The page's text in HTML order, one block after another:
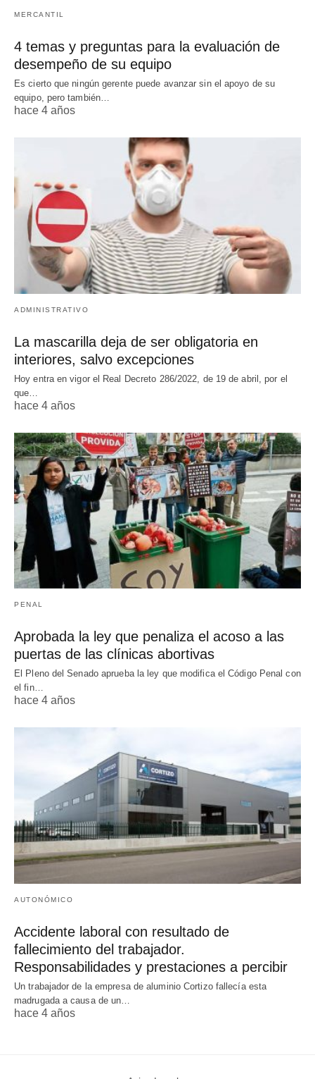
MERCANTIL
4 temas y preguntas para la evaluación de
desempeño de su equipo
Es cierto que ningún gerente puede avanzar sin el apoyo de su
equipo, pero también…
hace 4 años
ADMINISTRATIVO
La mascarilla deja de ser obligatoria en
interiores, salvo excepciones
Hoy entra en vigor el Real Decreto 286/2022, de 19 de abril, por el
que…
hace 4 años
PENAL
Aprobada la ley que penaliza el acoso a las
puertas de las clínicas abortivas
El Pleno del Senado aprueba la ley que modifica el Código Penal con
el fin…
hace 4 años
AUTONÓMICO
Accidente laboral con resultado de
fallecimiento del trabajador.
Responsabilidades y prestaciones a percibir
Un trabajador de la empresa de aluminio Cortizo fallecía esta
madrugada a causa de un…
hace 4 años